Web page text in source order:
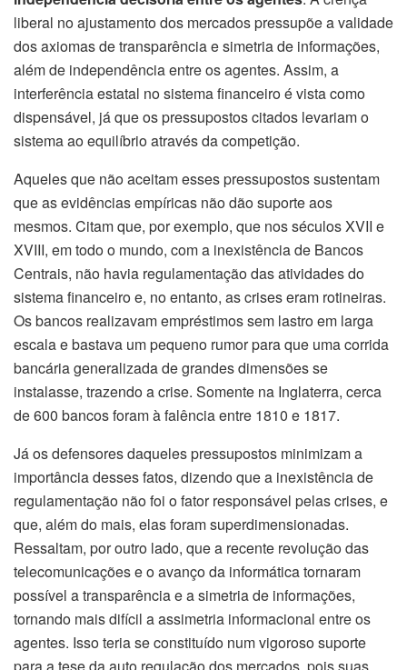
liberal no ajustamento dos mercados pressupõe a validade
dos axiomas de transparência e simetria de informações,
além de independência entre os agentes. Assim, a
interferência estatal no sistema financeiro é vista como
dispensável, já que os pressupostos citados levariam o
sistema ao equilíbrio através da competição.
Aqueles que não aceitam esses pressupostos sustentam
que as evidências empíricas não dão suporte aos
mesmos. Citam que, por exemplo, que nos séculos XVII e
XVIII, em todo o mundo, com a inexistência de Bancos
Centrais, não havia regulamentação das atividades do
sistema financeiro e, no entanto, as crises eram rotineiras.
Os bancos realizavam empréstimos sem lastro em larga
escala e bastava um pequeno rumor para que uma corrida
bancária generalizada de grandes dimensões se
instalasse, trazendo a crise. Somente na Inglaterra, cerca
de 600 bancos foram à falência entre 1810 e 1817.
Já os defensores daqueles pressupostos minimizam a
importância desses fatos, dizendo que a inexistência de
regulamentação não foi o fator responsável pelas crises, e
que, além do mais, elas foram superdimensionadas.
Ressaltam, por outro lado, que a recente revolução das
telecomunicações e o avanço da informática tornaram
possível a transparência e a simetria de informações,
tornando mais difícil a assimetria informacional entre os
agentes. Isso teria se constituído num vigoroso suporte